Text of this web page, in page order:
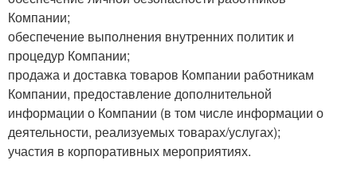
Компании;
обеспечение выполнения внутренних политик и
процедур Компании;
продажа и доставка товаров Компании работникам
Компании, предоставление дополнительной
информации о Компании (в том числе информации о
деятельности, реализуемых товарах/услугах);
участия в корпоративных мероприятиях.